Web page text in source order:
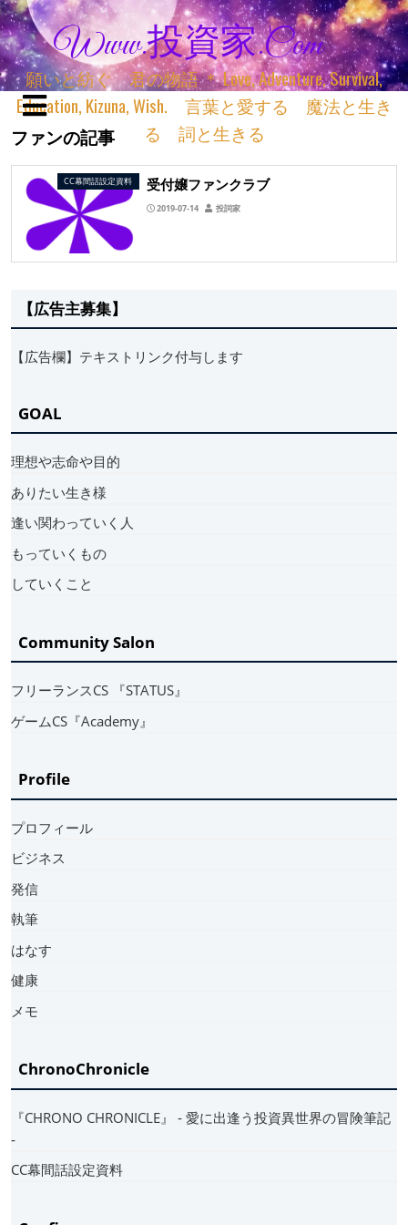
Www.投資家.com
願いと紡ぐ 君の物語 ＊ Love, Adventure, Survival,
Education, Kizuna, Wish. 言葉と愛する 魔法と生き
る 詞と生きる
ファンの記事
CC幕間話設定資料 受付嬢ファンクラブ
2019-07-14 投詞家
【広告主募集】
【広告欄】テキストリンク付与します
GOAL
理想や志命や目的
ありたい生き様
逢い関わっていく人
もっていくもの
していくこと
Community Salon
フリーランスCS 『STATUS』
ゲームCS『Academy』
Profile
プロフィール
ビジネス
発信
執筆
はなす
健康
メモ
ChronoChronicle
『CHRONO CHRONICLE』 ‐ 愛に出逢う投資異世界の冒険筆記
‐
CC幕間話設定資料